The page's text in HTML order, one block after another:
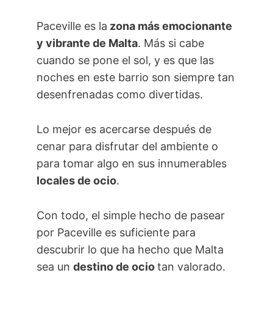
Paceville es la zona más emocionante
y vibrante de Malta. Más si cabe
cuando se pone el sol, y es que las
noches en este barrio son siempre tan
desenfrenadas como divertidas.
Lo mejor es acercarse después de
cenar para disfrutar del ambiente o
para tomar algo en sus innumerables
locales de ocio.
Con todo, el simple hecho de pasear
por Paceville es suficiente para
descubrir lo que ha hecho que Malta
sea un destino de ociotan valorado.